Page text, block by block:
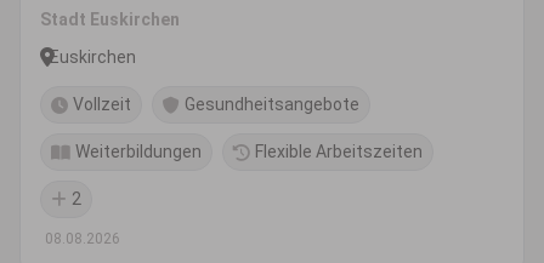
Immobilienmanagement
(zugleich stellvertretende
Stadt Euskirchen
Euskirchen
Vollzeit Gesundheitsangebote
Weiterbildungen Flexible Arbeitszeiten
2
08.08.2026